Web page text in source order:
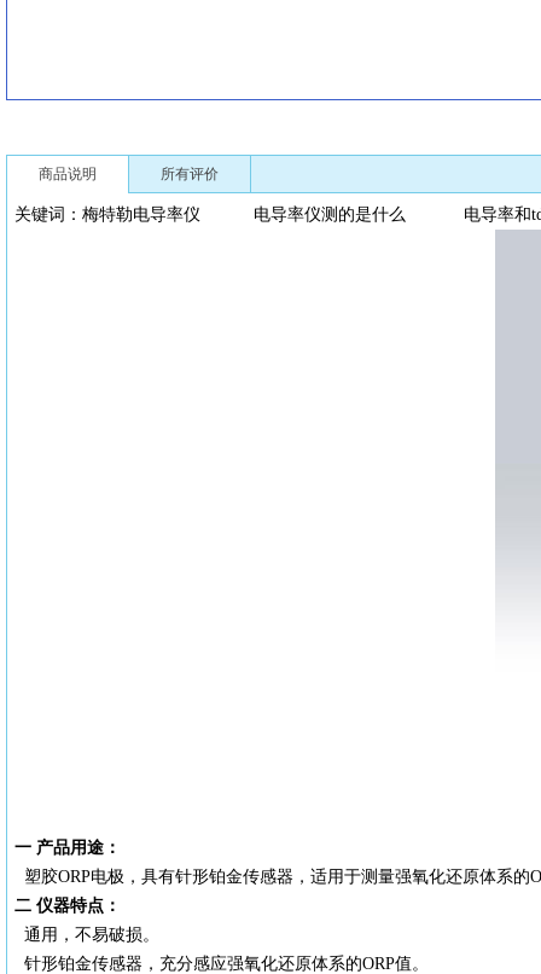
商品说明 所有评价
关键词：梅特勒电导率仪 电导率仪测的是什么 电导率
一 产品用途：
塑胶ORP电极，具有针形铂金传感器，适用于测量强氧化还原体系的
二 仪器特点：
通用，不易破损。
针形铂金传感器，充分感应强氧化还原体系的ORP值。